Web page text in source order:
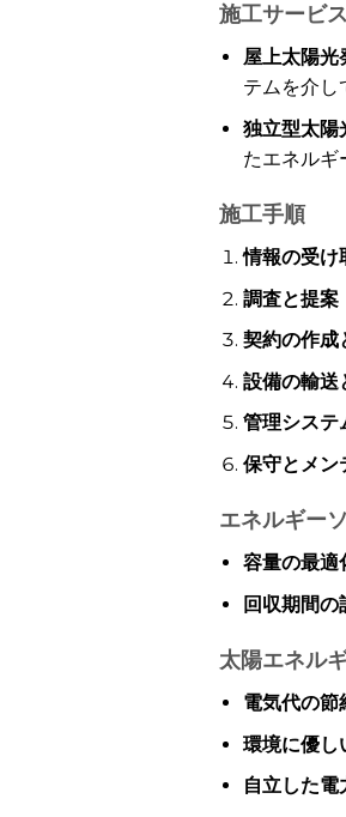
施工サービス
屋上太陽光
テムを介し
独立型太陽
たエネルギ
施工手順
情報の受け
調査と提案
契約の作成
設備の輸送
管理システ
保守とメン
エネルギー
容量の最適
回収期間の
太陽エネル
電気代の節
環境に優し
自立した電